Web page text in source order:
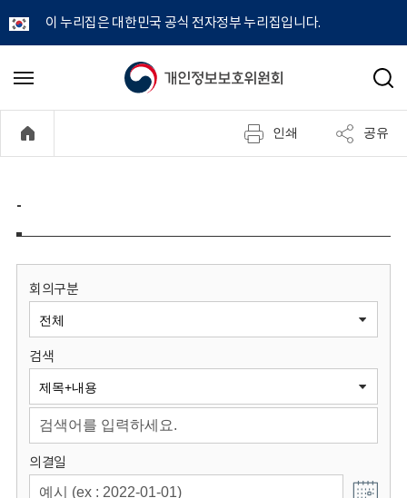
이 누리집은 대한민국 공식 전자정부 누리집입니다.
개
정
보
원
회
메
기
검
인쇄 공유
-
회의구분
검색
의결일